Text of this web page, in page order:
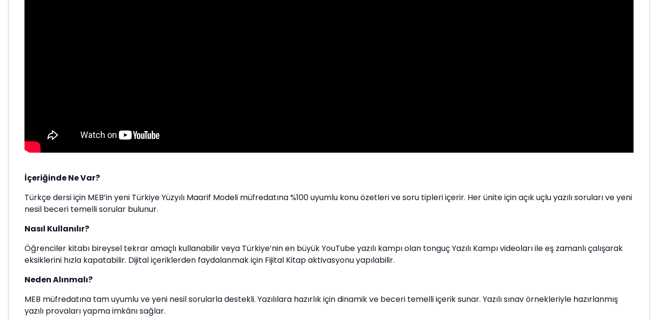
İçeriğinde Ne Var?
Türkçe dersi için MEB’in yeni Türkiye Yüzyılı Maarif Modeli müfredatına %100 uyumlu konu özetleri ve soru tipleri içerir. Her ünite için açık uçlu yazılı soruları ve yeni
nesil beceri temelli sorular bulunur.
Nasıl Kullanılır?
Öğrenciler kitabı bireysel tekrar amaçlı kullanabilir veya Türkiye’nin en büyük YouTube yazılı kampı olan tonguç Yazılı Kampı videoları ile eş zamanlı çalışarak
eksiklerini hızla kapatabilir. Dijital içeriklerden faydalanmak için Fijital Kitap aktivasyonu yapılabilir.
Neden Alınmalı?
MEB müfredatına tam uyumlu ve yeni nesil sorularla destekli. Yazılılara hazırlık için dinamik ve beceri temelli içerik sunar. Yazılı sınav örnekleriyle hazırlanmış
yazılı provaları yapma imkânı sağlar.